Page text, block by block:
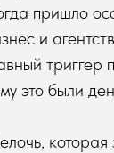
пришло
и
триггер
это были
которая